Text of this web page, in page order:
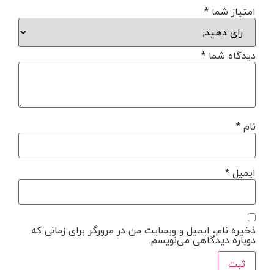
امتیاز شما *
دیدگاه شما *
نام*
ایمیل*
ذخیره نام، ایمیل و وبسایت من در مرورگر برای زمانی که
دوباره دیدگاهی می‌نویسم.